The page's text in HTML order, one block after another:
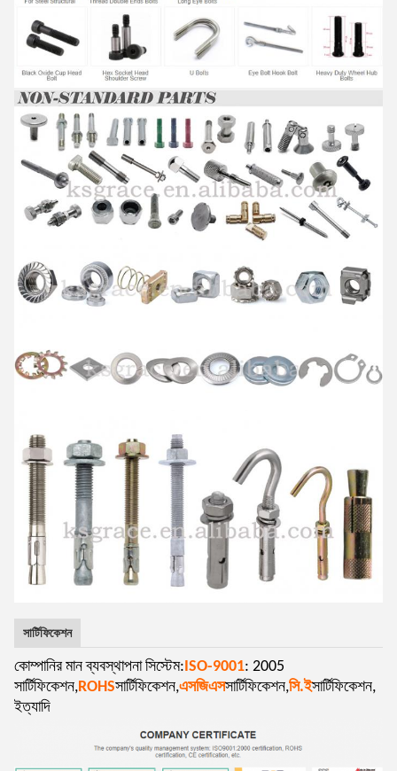
সার্টিফিকেশন
কোম্পানির মান ব্যবস্থাপনা সিস্টেম:ISO-9001: 2005
সার্টিফিকেশন,ROHSসার্টিফিকেশন,এসজিএসসার্টিফিকেশন,সি.ইসার্টিফিকেশন,
ইত্যাদি